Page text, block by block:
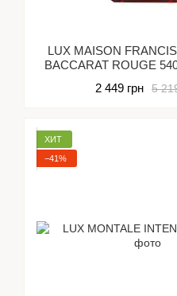
LUX MAISON
BACCARAT ROUGE 540 EXTRAIT
5
2 449 грн
ХИТ
−41%